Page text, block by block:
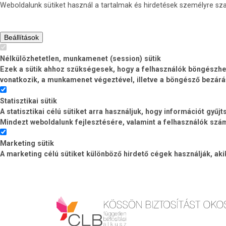
Weboldalunk sütiket használ a tartalmak és hirdetések személyre
Beállítások
Nélkülözhetetlen, munkamenet (session) sütik
Ezek a sütik ahhoz szükségesek, hogy a felhasználók
vonatkozik, a munkamenet végeztével, illetve a böngésző
Statisztikai sütik
A statisztikai célú sütiket arra használjuk, hogy információt
Mindezt weboldalunk fejlesztésére, valamint a felhasználók
Marketing sütik
A marketing célú sütiket különböző hirdető cégek használják,